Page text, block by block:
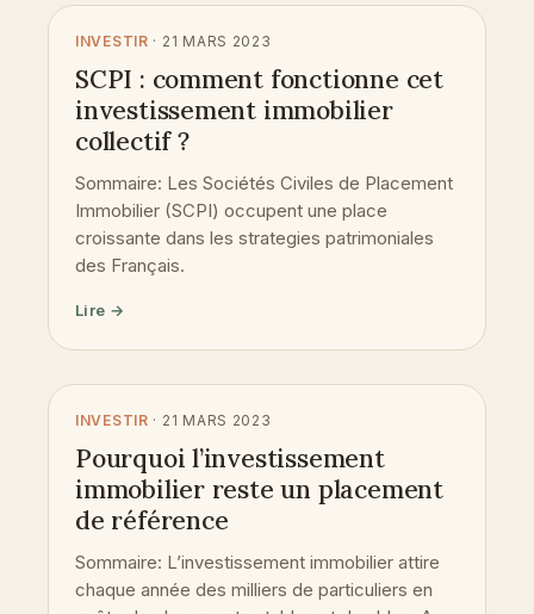
INVESTIR · 21 MARS 2023
SCPI : comment fonctionne cet
investissement immobilier
collectif ?
Sommaire: Les Sociétés Civiles de Placement
Immobilier (SCPI) occupent une place
croissante dans les strategies patrimoniales
des Français.
Lire →
INVESTIR · 21 MARS 2023
Pourquoi l’investissement
immobilier reste un placement
de référence
Sommaire: L’investissement immobilier attire
chaque année des milliers de particuliers en